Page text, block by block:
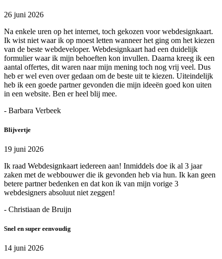
26 juni 2026
Na enkele uren op het internet, toch gekozen voor webdesignkaart.
Ik wist niet waar ik op moest letten wanneer het ging om het kiezen
van de beste webdeveloper. Webdesignkaart had een duidelijk
formulier waar ik mijn behoeften kon invullen. Daarna kreeg ik een
aantal offertes, dit waren naar mijn mening toch nog vrij veel. Dus
heb er wel even over gedaan om de beste uit te kiezen. Uiteindelijk
heb ik een goede partner gevonden die mijn ideeën goed kon uiten
in een website. Ben er heel blij mee.
- Barbara Verbeek
Blijvertje
19 juni 2026
Ik raad Webdesignkaart iedereen aan! Inmiddels doe ik al 3 jaar
zaken met de webbouwer die ik gevonden heb via hun. Ik kan geen
betere partner bedenken en dat kon ik van mijn vorige 3
webdesigners absoluut niet zeggen!
- Christiaan de Bruijn
Snel en super eenvoudig
14 juni 2026